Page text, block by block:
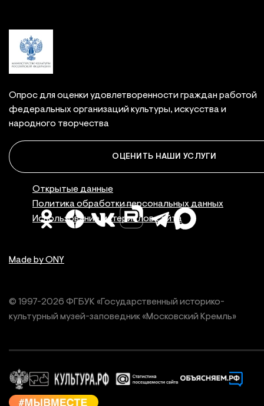
Опрос для оценки удовлетворенности граждан работой
федеральных организаций культуры, искусства и
народного творчества
ОЦЕНИТЬ НАШИ УСЛУГИ
Made by ONY
© 1997-2026 ФГБУК «Государственный историко-
культурный музей-заповедник «Московский Кремль»
Правовая
Открытые данные
Политика обработки персональных данных
Использование материалов сайта